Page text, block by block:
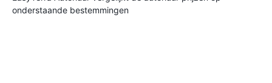
onderstaande bestemmingen